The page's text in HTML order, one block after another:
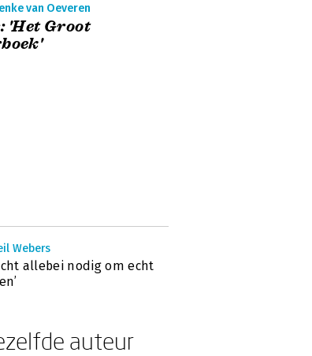
van Oeveren
'Het Groot
Webers
allebei nodig om echt
auteur